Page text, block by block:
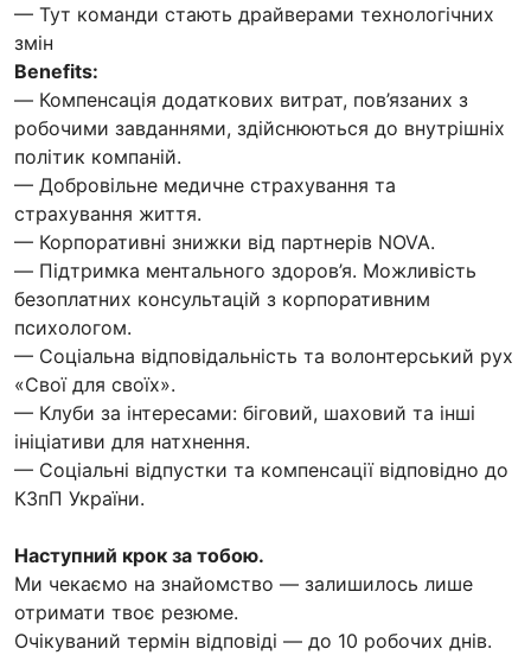
— Тут команди стають драйверами технологічних
змін
Benefits:
— Компенсація додаткових витрат, пов’язаних з
робочими завданнями, здійснюються до внутрішніх
політик компаній.
— Добровільне медичне страхування та
страхування життя.
— Корпоративні знижки від партнерів NOVA.
— Підтримка ментального здоров’я. Можливість
безоплатних консультацій з корпоративним
психологом.
— Соціальна відповідальність та волонтерський рух
«Свої для своїх».
— Клуби за інтересами: біговий, шаховий та інші
ініціативи для натхнення.
— Соціальні відпустки та компенсації відповідно до
КЗпП України.
Наступний крок за тобою.
Ми чекаємо на знайомство — залишилось лише
отримати твоє резюме.
Очікуваний термін відповіді — до 10 робочих днів.